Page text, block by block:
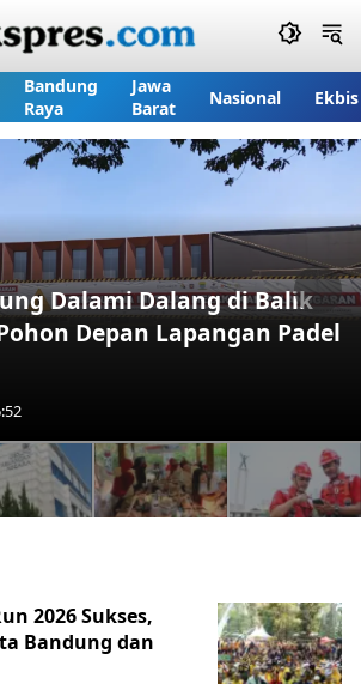
Bandung
Raya
Jawa
Barat
Nasional Ekbis
Dalami Dalang di Balik
Depan Lapangan Padel
2026 Sukses,
Bandung dan